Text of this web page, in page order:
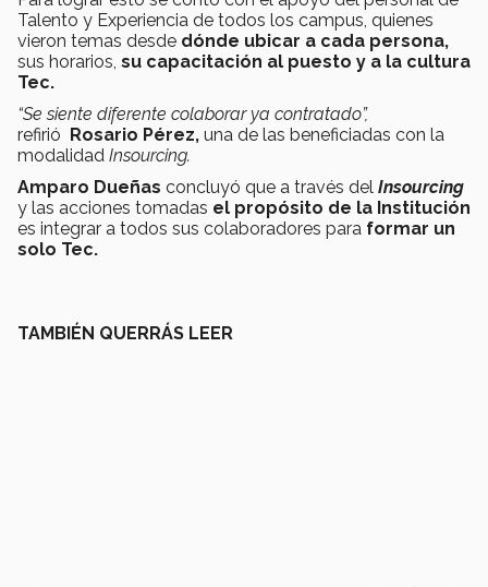
Talento y Experiencia de todos los campus, quienes
vieron temas desde dónde ubicar a cada persona,
sus horarios, su capacitación al puesto y a la cultura
Tec.
“Se siente diferente colaborar ya contratado”,
refirió Rosario Pérez, una de las beneficiadas con la
modalidad Insourcing.
Amparo Dueñas concluyó que a través del Insourcing
y las acciones tomadas el propósito de la Institución
es integrar a todos sus colaboradores para formar un
solo Tec.
TAMBIÉN QUERRÁS LEER